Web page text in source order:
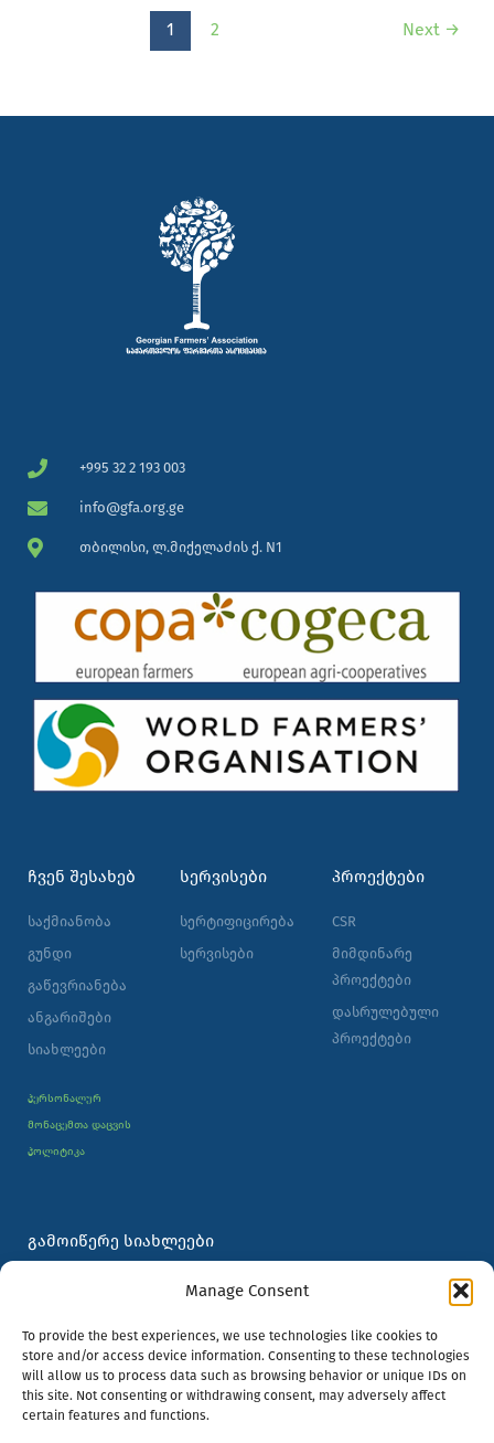
Manage Consent
To provide the best experiences, we use technologies like cookies to
store and/or access device information. Consenting to these technologies
will allow us to process data such as browsing behavior or unique IDs on
this site. Not consenting or withdrawing consent, may adversely affect
certain features and functions.
1 2 Next →
+995 32 2 193 003
info@gfa.org.ge
თბილისი, ლ.მიქელაძის ქ. N1
ᲩᲕᲔᲜ ᲨᲔᲡᲐᲮᲔᲑ
საქმიანობა
გუნდი
გაწევრიანება
ანგარიშები
სიახლეები
პერსონალურ
მონაცემთა დაცვის
პოლიტიკა
ᲡᲔᲠᲕᲘᲡᲔᲑᲘ
სერტიფიცირება
სერვისები
ᲞᲠᲝᲔᲥᲢᲔᲑᲘ
CSR
მიმდინარე
პროექტები
დასრულებული
პროექტები
ᲒᲐᲛᲝᲘᲬᲔᲠᲔ ᲡᲘᲐᲮᲚᲔᲔᲑᲘ
ელ-
ფოსტა